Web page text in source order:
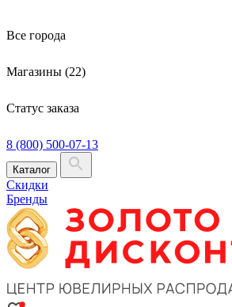
Все города
Магазины (22)
Статус заказа
8 (800) 500-07-13
Каталог
Скидки
Бренды